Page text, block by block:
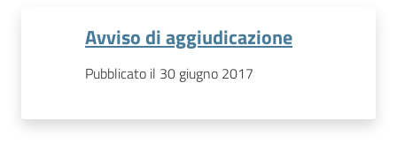
Avviso di aggiudicazione
Pubblicato il 30 giugno 2017